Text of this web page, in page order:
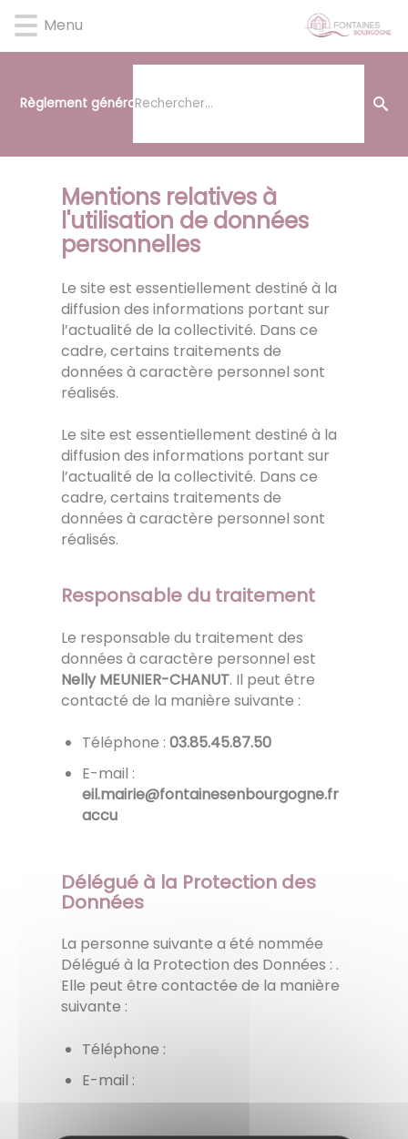
Lien
d'accès
rapide
menu
Lien
d'accès
rapide
contenu
principal
Lien
d'accès
rapide
recherche
Lien
d'accès
rapide
pied
Menu
Règlement général sur la protection des données
Mentions relatives à
l'utilisation de données
personnelles
Le site est essentiellement destiné à la
diffusion des informations portant sur
l’actualité de la collectivité. Dans ce
cadre, certains traitements de
données à caractère personnel sont
réalisés.
Le site est essentiellement destiné à la
diffusion des informations portant sur
l’actualité de la collectivité. Dans ce
cadre, certains traitements de
données à caractère personnel sont
réalisés.
Responsable du traitement
Le responsable du traitement des
données à caractère personnel est
Nelly MEUNIER-CHANUT. Il peut être
contacté de la manière suivante :
Téléphone : 05.78.54.58.30
E-mail :
rf.engogruobneseniatnof@eiriam.lie
ucca
Délégué à la Protection des
Données
La personne suivante a été nommée
Délégué à la Protection des Données : .
Elle peut être contactée de la manière
suivante :
Téléphone :
E-mail :